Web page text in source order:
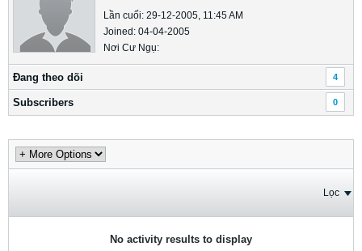
Lần cuối: 29-12-2005, 11:45 AM
Joined: 04-04-2005
Nơi Cư Ngụ:
Ðang theo dõi 4
Subscribers 0
Lọc
No activity results to display